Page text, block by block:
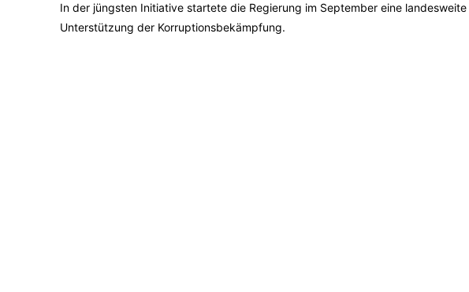
In der jüngsten Initiative startete die Regierung im September eine
Unterstützung der Korruptionsbekämpfung.